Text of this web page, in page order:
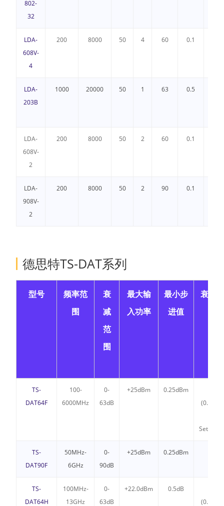
802-
32
LDA-
608V-
4
200 8000 50 4 60 0.1
LDA-
203B
1000 20000 50 1 63 0.5
LDA-
608V-
2
200 8000 50 2 60 0.1
LDA-
908V-
2
200 8000 50 2 90 0.1
德思特TS-DAT系列
型号
频率范
围
衰
减
范
围
最大输
入功率
最小步
进值
衰减
TS-
DAT64F
100-
6000MHz
0-
63dB
+25dBm 0.25dBm
TS-
DAT90F
50MHz-
6GHz
0-
90dB
+25dBm 0.25dBm
TS-
DAT64H
100MHz-
13GHz
0-
63dB
+22.0dBm 0.5dB